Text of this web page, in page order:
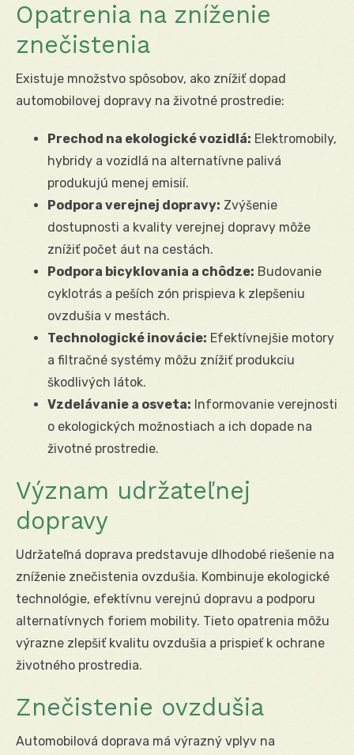
Opatrenia na zníženie
znečistenia
Existuje množstvo spôsobov, ako znížiť dopad
automobilovej dopravy na životné prostredie:
Prechod na ekologické vozidlá: Elektromobily,
hybridy a vozidlá na alternatívne palivá
produkujú menej emisií.
Podpora verejnej dopravy: Zvýšenie
dostupnosti a kvality verejnej dopravy môže
znížiť počet áut na cestách.
Podpora bicyklovania a chôdze: Budovanie
cyklotrás a peších zón prispieva k zlepšeniu
ovzdušia v mestách.
Technologické inovácie: Efektívnejšie motory
a filtračné systémy môžu znížiť produkciu
škodlivých látok.
Vzdelávanie a osveta: Informovanie verejnosti
o ekologických možnostiach a ich dopade na
životné prostredie.
Význam udržateľnej
dopravy
Udržateľná doprava predstavuje dlhodobé riešenie na
zníženie znečistenia ovzdušia. Kombinuje ekologické
technológie, efektívnu verejnú dopravu a podporu
alternatívnych foriem mobility. Tieto opatrenia môžu
výrazne zlepšiť kvalitu ovzdušia a prispieť k ochrane
životného prostredia.
Znečistenie ovzdušia
Automobilová doprava má výrazný vplyv na